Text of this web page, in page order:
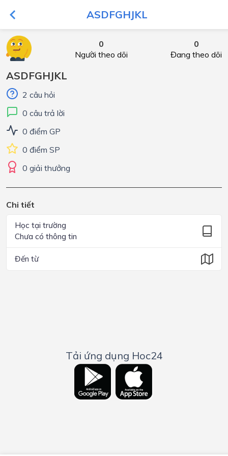
ASDFGHJKL
0
Người theo dõi
0
Đang theo dõi
ASDFGHJKL
2 câu hỏi
0 câu trả lời
0 điểm GP
0 điểm SP
0 giải thưởng
Chi tiết
Học tại trường
Chưa có thông tin
Đến từ
Tải ứng dụng Hoc24